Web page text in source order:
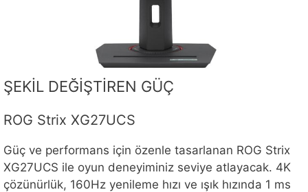
ŞEKİL DEĞİŞTİREN GÜÇ
ROG Strix XG27UCS
Güç ve performans için özenle tasarlanan ROG Strix
XG27UCS ile oyun deneyiminiz seviye atlayacak. 4K
çözünürlük, 160Hz yenileme hızı ve ışık hızında 1 ms